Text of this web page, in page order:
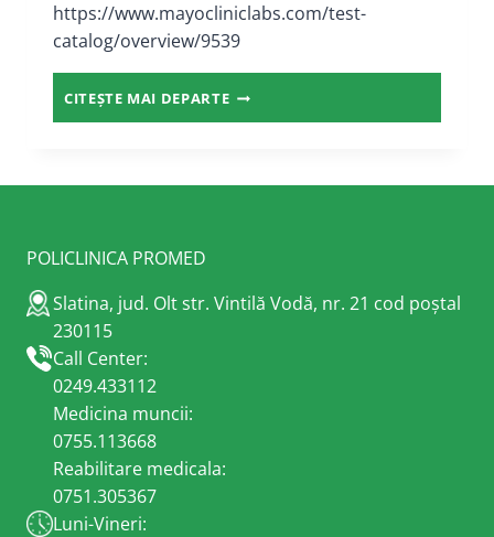
https://www.mayocliniclabs.com/test-
catalog/overview/9539
CITEȘTE MAI DEPARTEANTICORPI
POLICLINICA PROMED
Slatina, jud. Olt str. Vintilă Vodă, nr. 21 cod poștal
230115
Call Center:
0249.433112
Medicina muncii:
0755.113668
Reabilitare medicala:
0751.305367
Luni-Vineri: